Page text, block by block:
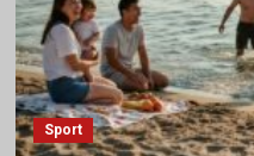
Sport